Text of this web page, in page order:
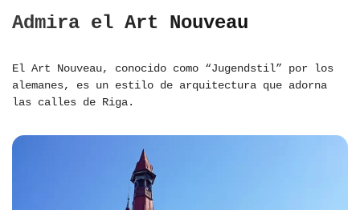
Admira el Art Nouveau
El Art Nouveau, conocido como “Jugendstil” por los
alemanes, es un estilo de arquitectura que adorna
las calles de Riga.